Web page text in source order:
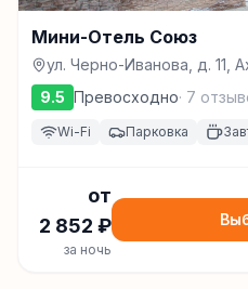
Мини-Отель Союз
ул. Черно-Иванова, д. 11,
9.5 Превосходно· 7
Wi-Fi Парковка
от
2 852 ₽
за ночь